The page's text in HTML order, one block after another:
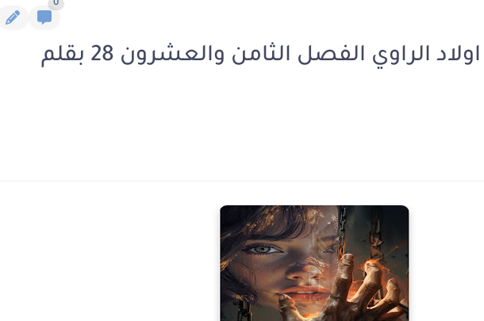
0
رواية في قبضة اولاد الراوي الفصل الثامن والعشرون 28 بقلم